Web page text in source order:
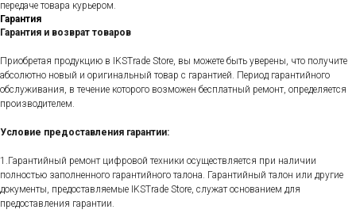
передаче товара курьером.
Гарантия
Гарантия и возврат товаров
Приобретая продукцию в IKSTrade Store, вы можете быть уверены, что получите
абсолютно новый и оригинальный товар с гарантией. Период гарантийного
обслуживания, в течение которого возможен бесплатный ремонт, определяется
производителем.
Условие предоставления гарантии:
1.Гарантийный ремонт цифровой техники осуществляется при наличии
полностью заполненного гарантийного талона. Гарантийный талон или другие
документы, предоставляемые IKSTrade Store, служат основанием для
предоставления гарантии.